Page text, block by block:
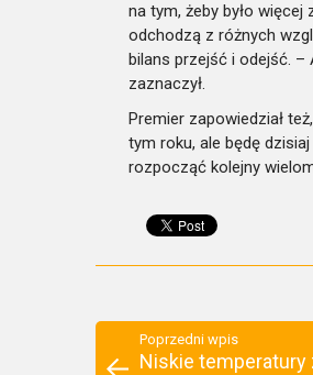
na tym, żeby było
odchodzą z różnych
bilans przejść i odejść. –
zaznaczył.
Premier zapowiedział
tym roku, ale będę
rozpocząć kolejny
Poprzedni wpis
Niskie temperatury